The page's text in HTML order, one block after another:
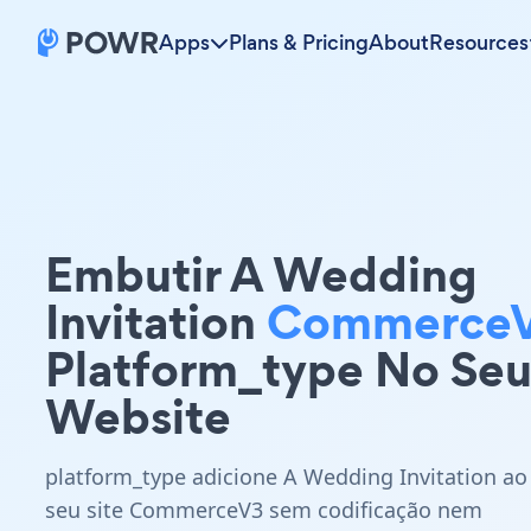
Apps Plans & PricingAboutResources
Embutir A Wedding
Invitation
Platform_type No Seu
Website
platform_type adicione A Wedding Invitation ao
seu site CommerceV3 sem codificação nem